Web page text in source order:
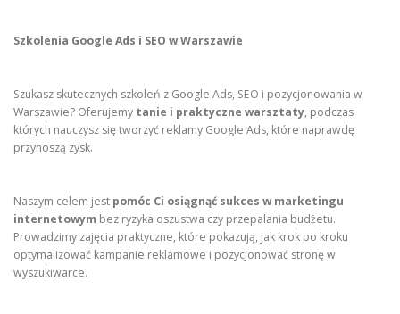
Szkolenia Google Ads i SEO w Warszawie
Szukasz skutecznych szkoleń z Google Ads, SEO i pozycjonowania w
Warszawie? Oferujemy tanie i praktyczne warsztaty, podczas
których nauczysz się tworzyć reklamy Google Ads, które naprawdę
przynoszą zysk.
Naszym celem jest pomóc Ci osiągnąć sukces w marketingu
internetowym bez ryzyka oszustwa czy przepalania budżetu.
Prowadzimy zajęcia praktyczne, które pokazują, jak krok po kroku
optymalizować kampanie reklamowe i pozycjonować stronę w
wyszukiwarce.